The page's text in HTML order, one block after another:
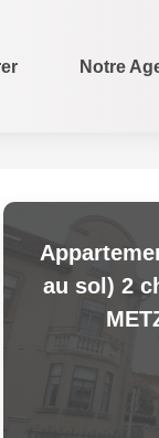
Notre
au sol) 2